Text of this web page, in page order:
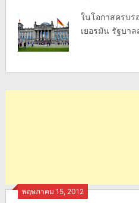
ในโอกาสครบ
เยอรมัน รัฐบา
พฤษภาคม 15, 2012